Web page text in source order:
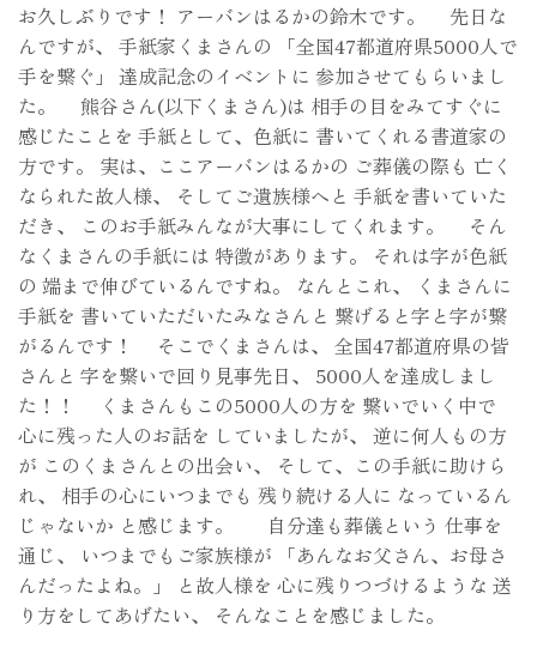
お久しぶりです！ アーバンはるかの鈴木です。 先日な
んですが、 手紙家くまさんの 「全国47都道府県5000人で
手を繋ぐ」 達成記念のイベントに 参加させてもらいまし
た。 熊谷さん(以下くまさん)は 相手の目をみてすぐに
感じたことを 手紙として、色紙に 書いてくれる書道家の
方です。 実は、ここアーバンはるかの ご葬儀の際も 亡く
なられた故人様、 そしてご遺族様へと 手紙を書いていた
だき、 このお手紙みんなが大事にしてくれます。 そん
なくまさんの手紙には 特徴があります。 それは字が色紙
の 端まで伸びているんですね。 なんとこれ、 くまさんに
手紙を 書いていただいたみなさんと 繋げると字と字が繋
がるんです！ そこでくまさんは、 全国47都道府県の皆
さんと 字を繋いで回り見事先日、 5000人を達成しまし
た！！ くまさんもこの5000人の方を 繋いでいく中で
心に残った人のお話を していましたが、 逆に何人もの方
が このくまさんとの出会い、 そして、この手紙に助けら
れ、 相手の心にいつまでも 残り続ける人に なっているん
じゃないか と感じます。 自分達も葬儀という 仕事を
通じ、 いつまでもご家族様が 「あんなお父さん、お母さ
んだったよね。」 と故人様を 心に残りつづけるような 送
り方をしてあげたい、 そんなことを感じました。